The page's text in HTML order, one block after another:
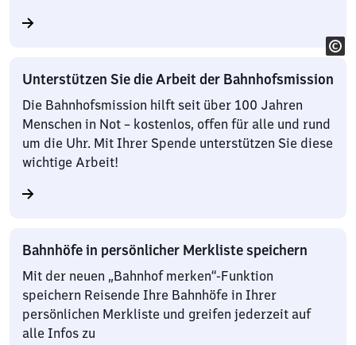
Unterstützen Sie die Arbeit der Bahnhofsmission
Die Bahnhofsmission hilft seit über 100 Jahren
Menschen in Not – kostenlos, offen für alle und rund
um die Uhr. Mit Ihrer Spende unterstützen Sie diese
wichtige Arbeit!
Bahnhöfe in persönlicher Merkliste speichern
Mit der neuen „Bahnhof merken“-Funktion
speichern Reisende Ihre Bahnhöfe in Ihrer
persönlichen Merkliste und greifen jederzeit auf
alle Infos zu